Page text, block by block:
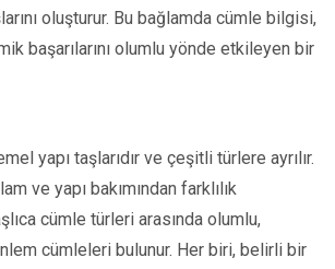
oluşturur. Bu bağlamda cümle bilgisi,
başarılarını olumlu yönde etkileyen bir
yapı taşlarıdır ve çeşitli türlere ayrılır.
ve yapı bakımından farklılık
cümle türleri arasında olumlu,
cümleleri bulunur. Her biri, belirli bir